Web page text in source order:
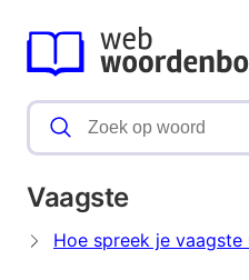
Vaagste
Hoe spreek je vaagste